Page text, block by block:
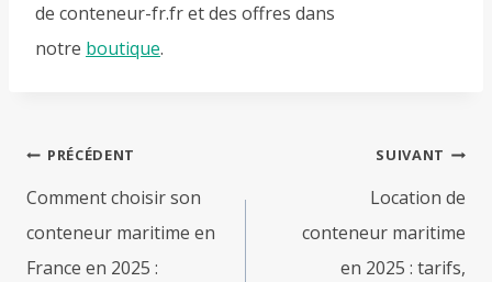
de conteneur-fr.fr et des offres dans
notre boutique.
Navigation
de
l’article
PRÉCÉDENT
Comment choisir son
conteneur maritime en
France en 2025 :
SUIVANT
Location de
conteneur maritime
en 2025 : tarifs,